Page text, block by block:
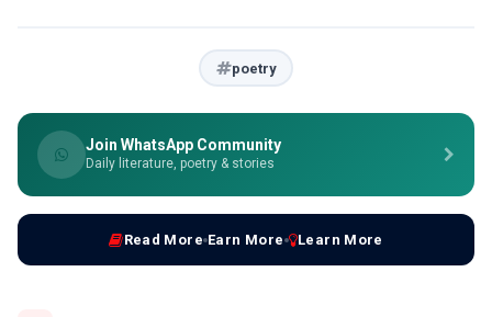
poetry
Join WhatsApp Community
Daily literature, poetry & stories
Read More Earn More Learn More